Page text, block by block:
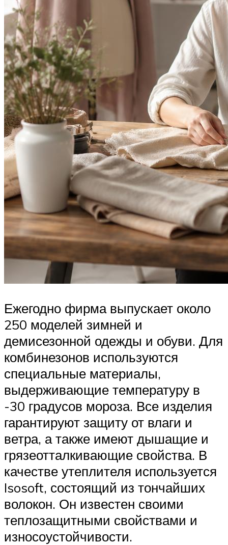
Ежегодно фирма выпускает около
250 моделей зимней и
демисезонной одежды и обуви. Для
комбинезонов используются
специальные материалы,
выдерживающие температуру в
-30 градусов мороза. Все изделия
гарантируют защиту от влаги и
ветра, а также имеют дышащие и
грязеотталкивающие свойства. В
качестве утеплителя используется
Isosoft, состоящий из тончайших
волокон. Он известен своими
теплозащитными свойствами и
износоустойчивости.